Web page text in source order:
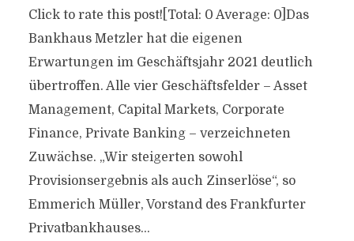
Click to rate this post![Total: 0 Average: 0]Das
Bankhaus Metzler hat die eigenen
Erwartungen im Geschäftsjahr 2021 deutlich
übertroffen. Alle vier Geschäftsfelder – Asset
Management, Capital Markets, Corporate
Finance, Private Banking – verzeichneten
Zuwächse. „Wir steigerten sowohl
Provisionsergebnis als auch Zinserlöse“, so
Emmerich Müller, Vorstand des Frankfurter
Privatbankhauses...